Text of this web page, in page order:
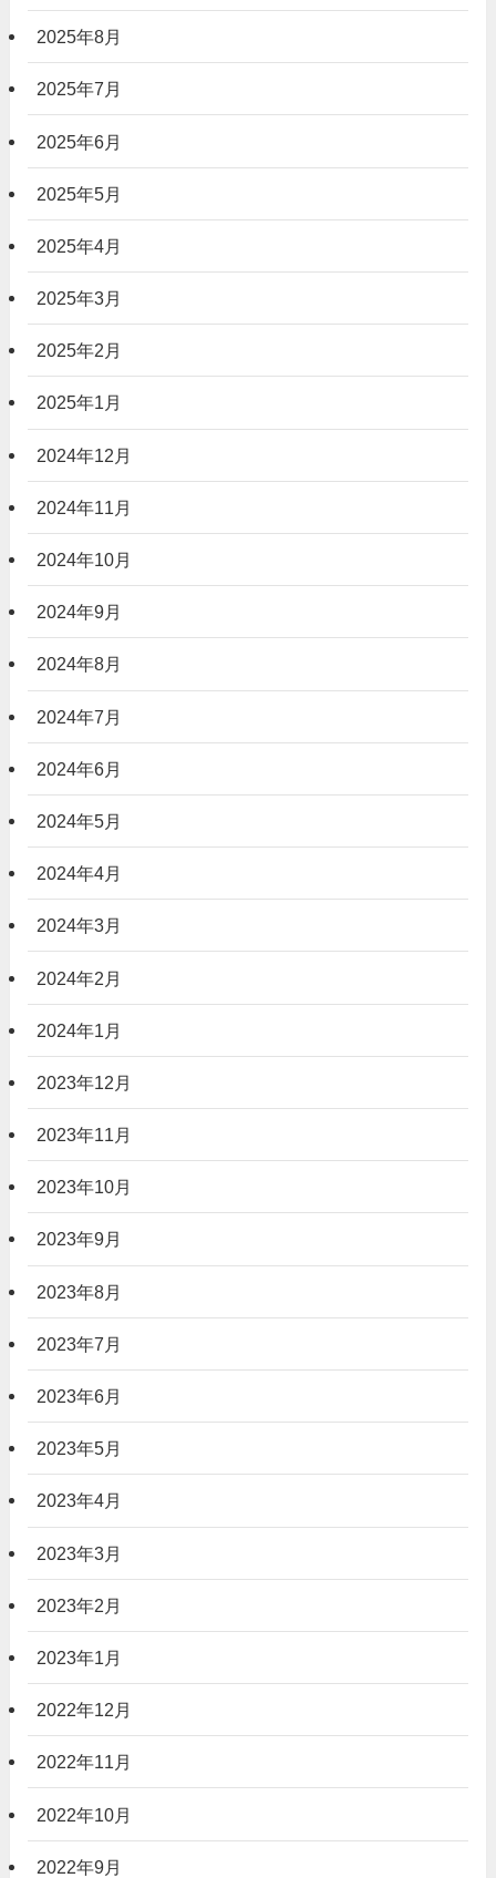
2025年8月
2025年7月
2025年6月
2025年5月
2025年4月
2025年3月
2025年2月
2025年1月
2024年12月
2024年11月
2024年10月
2024年9月
2024年8月
2024年7月
2024年6月
2024年5月
2024年4月
2024年3月
2024年2月
2024年1月
2023年12月
2023年11月
2023年10月
2023年9月
2023年8月
2023年7月
2023年6月
2023年5月
2023年4月
2023年3月
2023年2月
2023年1月
2022年12月
2022年11月
2022年10月
2022年9月